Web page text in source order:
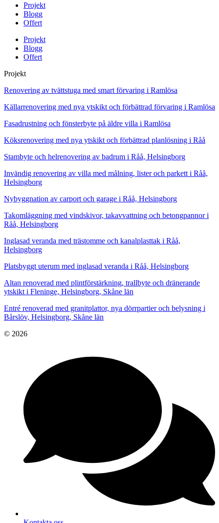
Projekt
Blogg
Offert
Projekt
Blogg
Offert
Projekt
Renovering av tvättstuga med smart förvaring i Ramlösa
Källarrenovering med nya ytskikt och förbättrad förvaring i Ramlösa
Fasadrustning och fönsterbyte på äldre villa i Ramlösa
Köksrenovering med nya ytskikt och förbättrad planlösning i Råå
Stambyte och helrenovering av badrum i Råå, Helsingborg
Invändig renovering av villa med målning, lister och parkett i Råå,
Helsingborg
Nybyggnation av carport och garage i Råå, Helsingborg
Takomläggning med vindskivor, takavvattning och betongpannor i
Råå, Helsingborg
Inglasad veranda med trästomme och kanalplasttak i Råå,
Helsingborg
Platsbyggt uterum med inglasad veranda i Råå, Helsingborg
Altan renoverad med plintförstärkning, trallbyte och dränerande
ytskikt i Fleninge, Helsingborg, Skåne län
Entré renoverad med granitplattor, nya dörrpartier och belysning i
Bårslöv, Helsingborg, Skåne län
© 2026